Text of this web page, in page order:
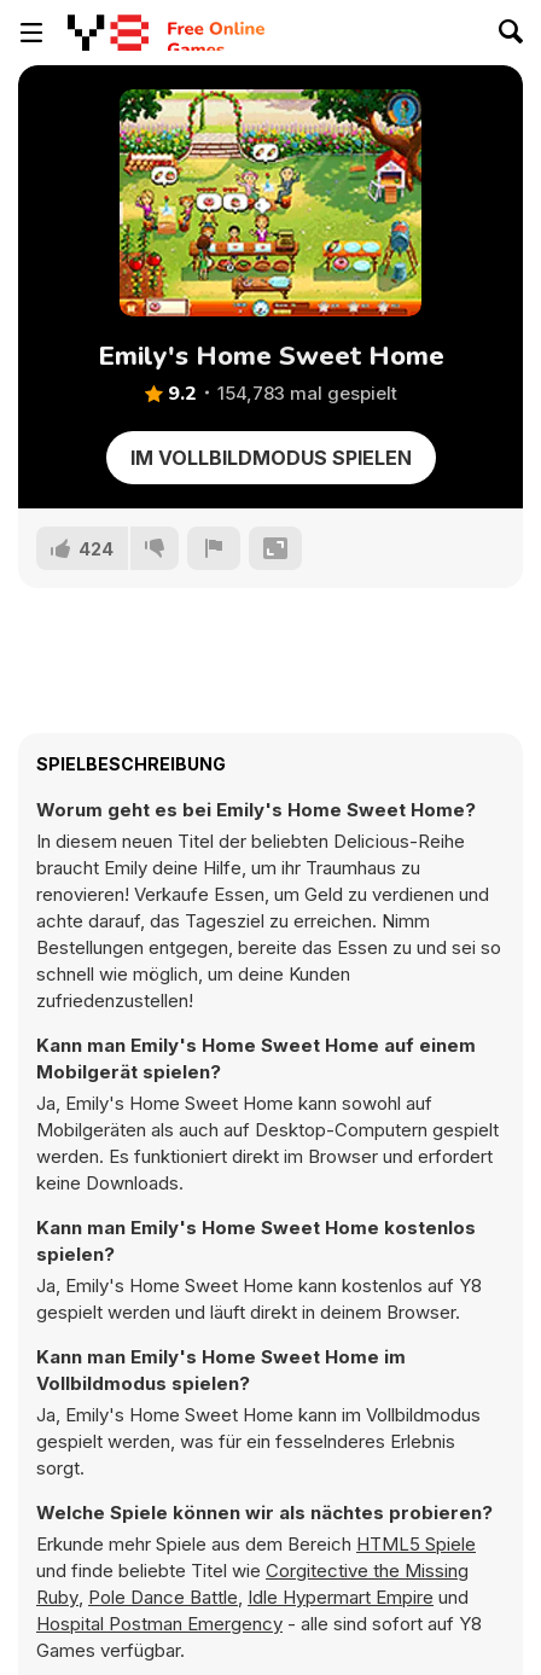
Emily's Home Sweet Home
9.2 154,783 mal gespielt
IM VOLLBILDMODUS SPIELEN
424
SPIELBESCHREIBUNG
Worum geht es bei Emily's Home Sweet Home?
In diesem neuen Titel der beliebten Delicious-Reihe
braucht Emily deine Hilfe, um ihr Traumhaus zu
renovieren! Verkaufe Essen, um Geld zu verdienen und
achte darauf, das Tagesziel zu erreichen. Nimm
Bestellungen entgegen, bereite das Essen zu und sei so
schnell wie möglich, um deine Kunden
zufriedenzustellen!
Kann man Emily's Home Sweet Home auf einem
Mobilgerät spielen?
Ja, Emily's Home Sweet Home kann sowohl auf
Mobilgeräten als auch auf Desktop-Computern gespielt
werden. Es funktioniert direkt im Browser und erfordert
keine Downloads.
Kann man Emily's Home Sweet Home kostenlos
spielen?
Ja, Emily's Home Sweet Home kann kostenlos auf Y8
gespielt werden und läuft direkt in deinem Browser.
Kann man Emily's Home Sweet Home im
Vollbildmodus spielen?
Ja, Emily's Home Sweet Home kann im Vollbildmodus
gespielt werden, was für ein fesselnderes Erlebnis
sorgt.
Welche Spiele können wir als nächtes probieren?
Erkunde mehr Spiele aus dem Bereich HTML5 Spiele
und finde beliebte Titel wie Corgitective the Missing
Ruby, Pole Dance Battle, Idle Hypermart Empire und
Hospital Postman Emergency - alle sind sofort auf Y8
Games verfügbar.